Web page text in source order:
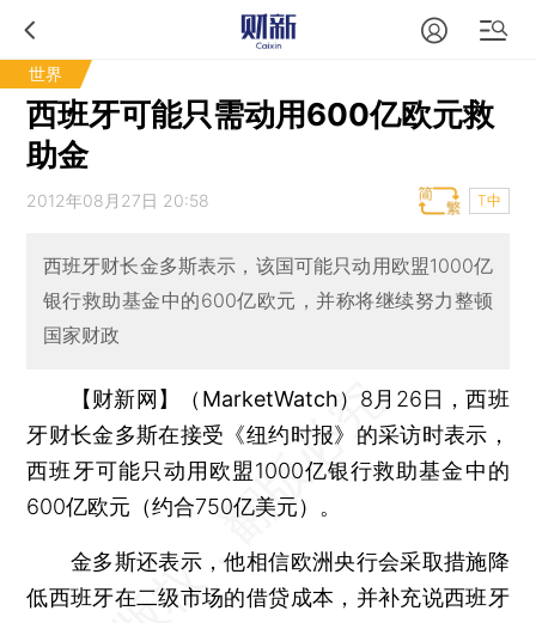
世界
西班牙可能只需动用600亿欧元救
助金
2012年08月27日 20:58 T中
西班牙财长金多斯表示，该国可能只动用欧盟1000亿
银行救助基金中的600亿欧元，并称将继续努力整顿
国家财政
【财新网】（MarketWatch） 8月26日，西班
牙财长金多斯在接受《纽约时报》的采访时表示，
西班牙可能只动用欧盟1000亿银行救助基金中的
600亿欧元（约合750亿美元）。
金多斯还表示，他相信欧洲央行会采取措施降
低西班牙在二级市场的借贷成本，并补充说西班牙